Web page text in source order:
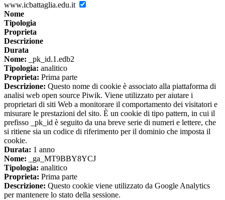
www.icbattaglia.edu.it
Nome
Tipologia
Proprieta
Descrizione
Durata
Nome: _pk_id.1.edb2
Tipologia: analitico
Proprieta: Prima parte
Descrizione: Questo nome di cookie è associato alla piattaforma di
analisi web open source Piwik. Viene utilizzato per aiutare i
proprietari di siti Web a monitorare il comportamento dei visitatori e
misurare le prestazioni del sito. È un cookie di tipo pattern, in cui il
prefisso _pk_id è seguito da una breve serie di numeri e lettere, che
si ritiene sia un codice di riferimento per il dominio che imposta il
cookie.
Durata: 1 anno
Nome: _ga_MT9BBY8YCJ
Tipologia: analitico
Proprieta: Prima parte
Descrizione: Questo cookie viene utilizzato da Google Analytics
per mantenere lo stato della sessione.